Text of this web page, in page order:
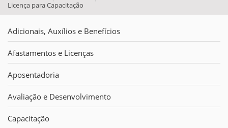
Licença para Capacitação
Adicionais, Auxílios e Benefícios
Afastamentos e Licenças
Aposentadoria
Avaliação e Desenvolvimento
Capacitação